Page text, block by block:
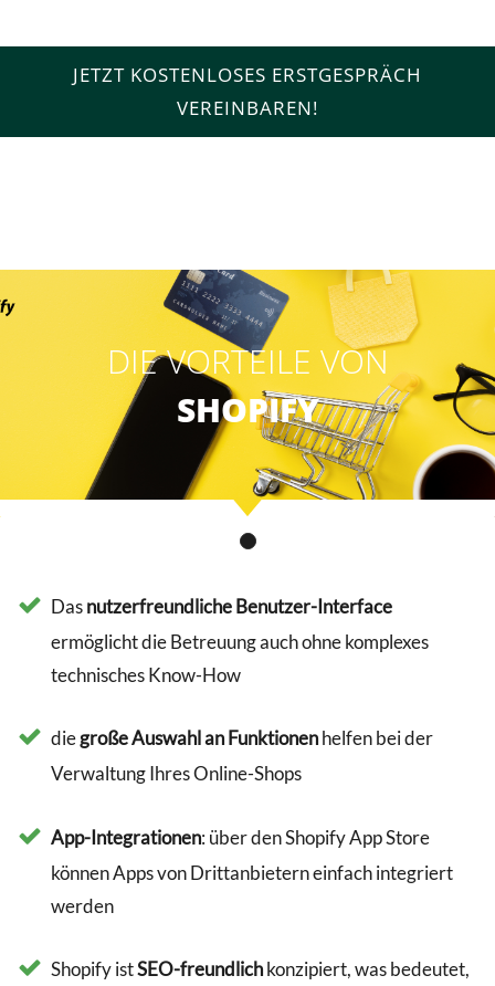
JETZT KOSTENLOSES ERSTGESPRÄCH
VEREINBAREN!
DIE VORTEILE VON
SHOPIFY
Dasnutzerfreundliche Benutzer-Interface
ermöglicht die Betreuung auch ohne komplexes
technisches Know-How
diegroße Auswahl an Funktionenhelfen bei der
Verwaltung Ihres Online-Shops
App-Integrationen: über den Shopify App Store
können Apps von Drittanbietern einfach integriert
werden
Shopify istSEO-freundlichkonzipiert, was bedeutet,